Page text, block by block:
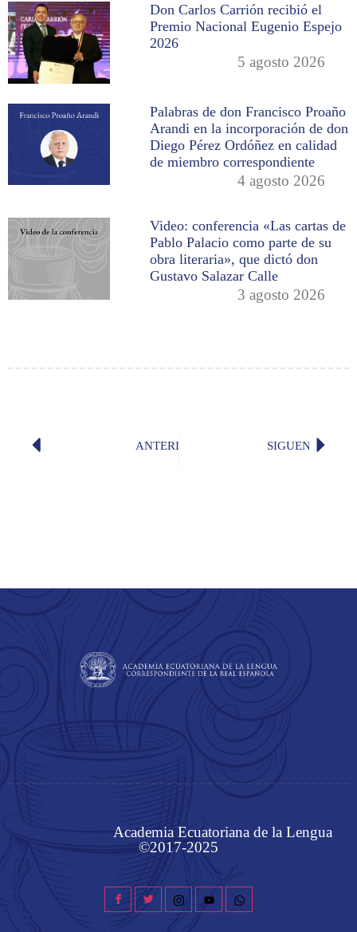
Don Carlos Carrión recibió el
Premio Nacional Eugenio Espejo
2026
5 agosto 2026
Palabras de don Francisco Proaño
Arandi en la incorporación de don
Diego Pérez Ordóñez en calidad
de miembro correspondiente
4 agosto 2026
Video: conferencia «Las cartas de
Pablo Palacio como parte de su
obra literaria», que dictó don
Gustavo Salazar Calle
3 agosto 2026
ANTERIOR ¿Cuál es la diferencia entre
SIGUENTELupe
Academia Ecuatoriana de la Lengua
©2017-2025